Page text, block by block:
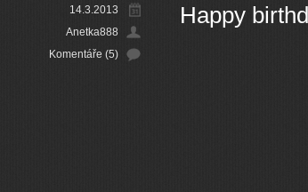
14.3.2013
Anetka888
Komentáře (5)
Happy